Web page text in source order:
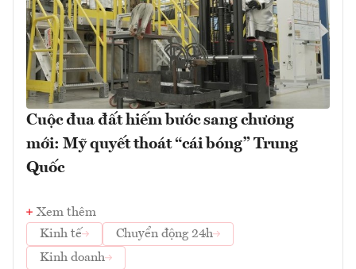
Cuộc đua đất hiếm bước sang chương
mới: Mỹ quyết thoát “cái bóng” Trung
Quốc
Xem thêm
Kinh tế
Chuyển động 24h
Kinh doanh